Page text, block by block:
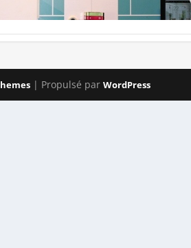
| Propulsé parWordPress